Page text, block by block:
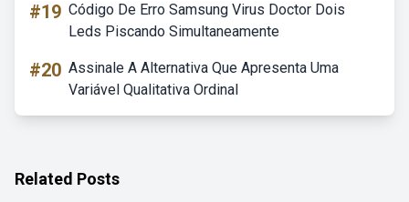
#19 Código De Erro Samsung Virus Doctor Dois
Leds Piscando Simultaneamente
#20 Assinale A Alternativa Que Apresenta Uma
Variável Qualitativa Ordinal
Related Posts